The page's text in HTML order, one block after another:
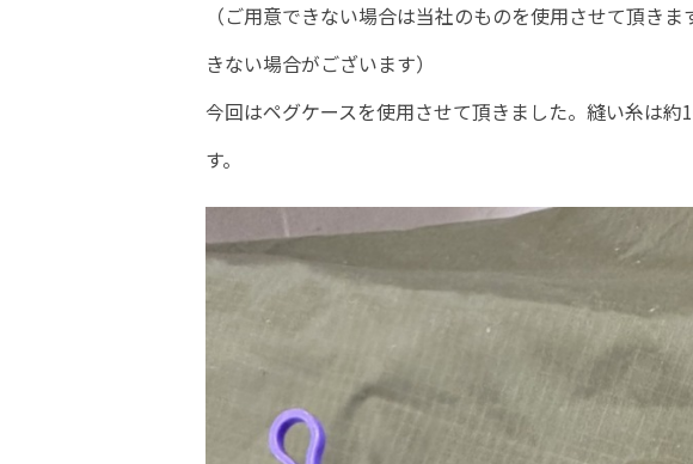
（ご用意できない場合は当社のものを使用させて頂き
きない場合がございます）
今回はペグケースを使用させて頂きました。縫い糸は
す。